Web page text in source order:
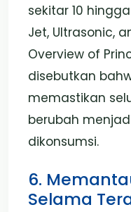
sekitar 10
Jet, Ultrasonic,
Overview of
disebutkan
memastikan
berubah
dikonsumsi.
6.
Selama